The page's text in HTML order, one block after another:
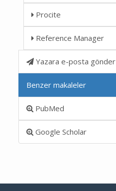
Procite
Reference Manager
Yazara e-posta gönder
Benzer makaleler
PubMed
Google Scholar